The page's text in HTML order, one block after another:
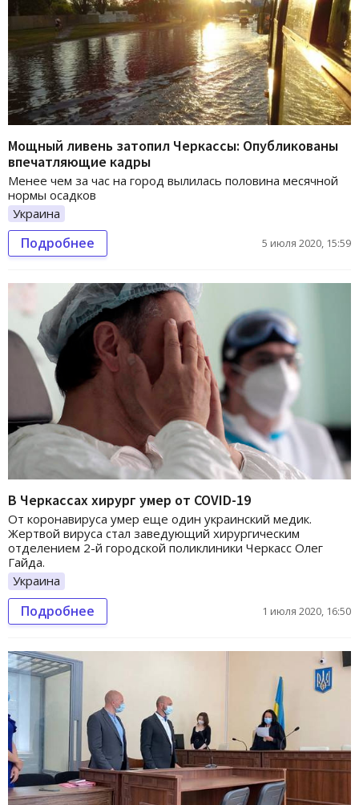
Мощный ливень затопил Черкассы: Опубликованы
впечатляющие кадры
Менее чем за час на город вылилась половина месячной
нормы осадков
Украина
Подробнее 5 июля 2020, 15:59
В Черкассах хирург умер от COVID-19
От коронавируса умер еще один украинский медик.
Жертвой вируса стал заведующий хирургическим
отделением 2-й городской поликлиники Черкасс Олег
Гайда.
Украина
Подробнее 1 июля 2020, 16:50